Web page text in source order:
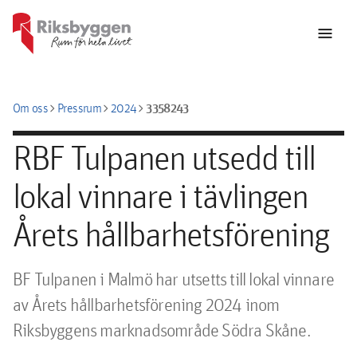
menu
Om osschevron_rightPressrumchevron_right2024chevron_right3358243
RBF Tulpanen utsedd till
lokal vinnare i tävlingen
Årets hållbarhetsförening
BF Tulpanen i Malmö har utsetts till lokal vinnare
av Årets hållbarhetsförening 2024 inom
Riksbyggens marknadsområde Södra Skåne.